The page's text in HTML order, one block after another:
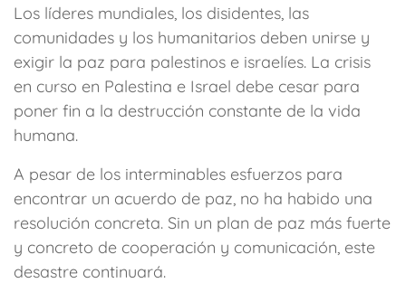
Los líderes mundiales, los disidentes, las
comunidades y los humanitarios deben unirse y
exigir la paz para palestinos e israelíes. La crisis
en curso en Palestina e Israel debe cesar para
poner fin a la destrucción constante de la vida
humana.
A pesar de los interminables esfuerzos para
encontrar un acuerdo de paz, no ha habido una
resolución concreta. Sin un plan de paz más fuerte
y concreto de cooperación y comunicación, este
desastre continuará.